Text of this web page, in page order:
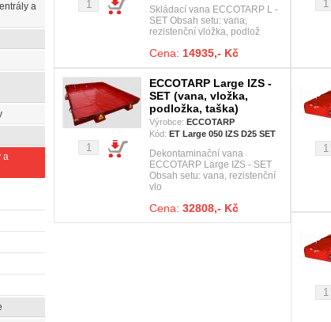
a
a
Skládací vana ECCOTARP L -
SET Obsah setu: vana,
rezistenční vložka, podlož
Cena: 14935,- Kč
ECCOTARP Large IZS -
SET (vana, vložka,
podložka, taška)
Výrobce: ECCOTARP
Kód: ET Large 050 IZS D25 SET
Dekontaminační vana
ECCOTARP Large IZS - SET
Obsah setu: vana, rezistenční
vlo
Cena: 32808,- Kč